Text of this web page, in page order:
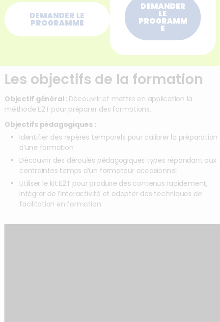
DEMANDER LE
PROGRAMME
DEMANDER
LE
PROGRAMM
E
Les objectifs de la formation
Objectif général : Découvrir et mettre en application la
méthode E2T pour préparer des formations.
Objectifs pédagogiques :
Identifier des repères temporels pour calibrer la préparation
d’une formation
Découvrir des déroulés pédagogiques types répondant aux
contraintes temps d’un formateur occasionnel
Utiliser le kit E2T pour produire des contenus rapidement,
intégrer de l’interactivité et adopter des techniques de
facilitation en formation